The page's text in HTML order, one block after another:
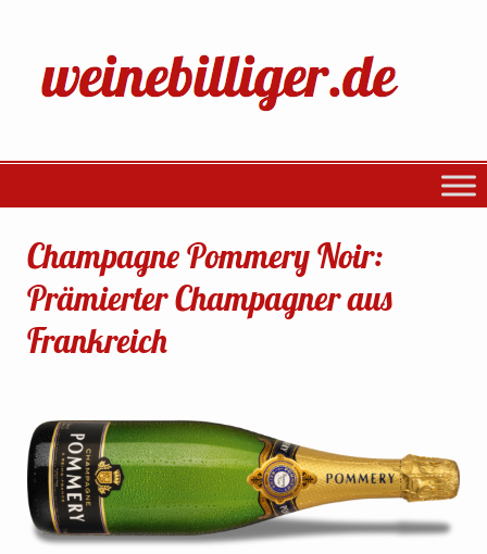
Champagne Pommery Noir:
Prämierter Champagner aus
Frankreich